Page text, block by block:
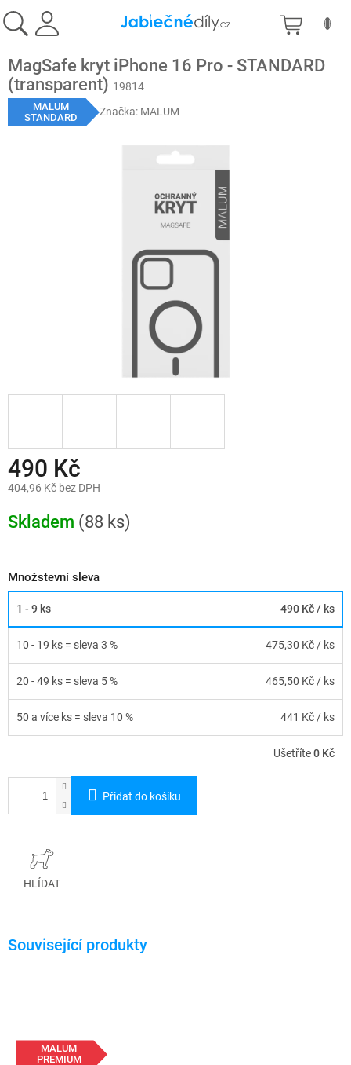
na
obsah
MagSafe kryt iPhone 16 Pro - STANDARD
(transparent) 19814
MALUM
STANDARD
Značka: MALUM
490 Kč
404,96 Kč bez DPH
cena:
Skladem (88 ks)
Množstevní sleva
1 - 9 ks 490 Kč/ ks
10 - 19 ks = sleva 3 % 475,30 Kč/ ks
20 - 49 ks = sleva 5 % 465,50 Kč/ ks
50 a více ks = sleva 10 % 441 Kč/ ks
Ušetříte0 Kč
Přidat do košíku
HLÍDAT
MALUM
PREMIUM